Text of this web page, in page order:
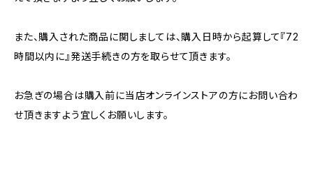
また、購入された商品に関しましては、購入日時から起算して『72
時間以内に』発送手続きの方を取らせて頂きます。
お急ぎの場合は購入前に当店オンラインストアの方にお問い合わ
せ頂きますよう宜しくお願いします。